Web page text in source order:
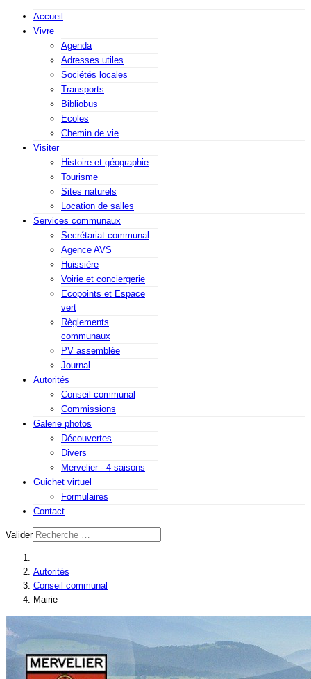
Accueil
Vivre
Agenda
Adresses utiles
Sociétés locales
Transports
Bibliobus
Ecoles
Chemin de vie
Visiter
Histoire et géographie
Tourisme
Sites naturels
Location de salles
Services communaux
Secrétariat communal
Agence AVS
Huissière
Voirie et conciergerie
Ecopoints et Espace
vert
Règlements
communaux
PV assemblée
Journal
Autorités
Conseil communal
Commissions
Galerie photos
Découvertes
Divers
Mervelier - 4 saisons
Guichet virtuel
Formulaires
Contact
Valider
Autorités
Conseil communal
Mairie